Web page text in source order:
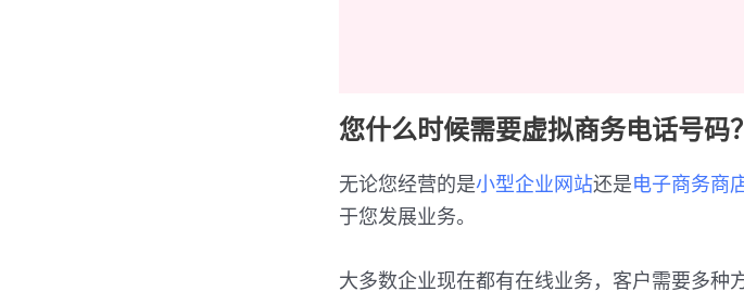
您什么时候需要虚拟商务电话号码？
无论您经营的是小型企业网站还是电子商务商
于您发展业务。
大多数企业现在都有在线业务，客户需要多种